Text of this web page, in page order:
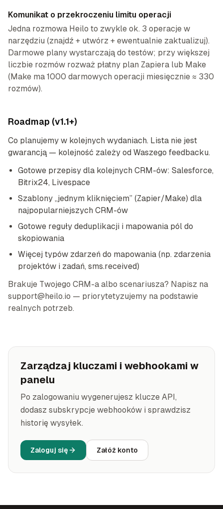
Komunikat o przekroczeniu limitu operacji
Jedna rozmowa Heilo to zwykle ok. 3 operacje w
narzędziu (znajdź + utwórz + ewentualnie zaktualizuj).
Darmowe plany wystarczają do testów; przy większej
liczbie rozmów rozważ płatny plan Zapiera lub Make
(Make ma 1000 darmowych operacji miesięcznie ≈ 330
rozmów).
Roadmap (v1.1+)
Co planujemy w kolejnych wydaniach. Lista nie jest
gwarancją — kolejność zależy od Waszego feedbacku.
Gotowe przepisy dla kolejnych CRM-ów: Salesforce,
Bitrix24, Livespace
Szablony „jednym kliknięciem” (Zapier/Make) dla
najpopularniejszych CRM-ów
Gotowe reguły deduplikacji i mapowania pól do
skopiowania
Więcej typów zdarzeń do mapowania (np. zdarzenia
projektów i zadań, sms.received)
Brakuje Twojego CRM-a albo scenariusza? Napisz na
support@heilo.io — priorytetyzujemy na podstawie
realnych potrzeb.
Zarządzaj kluczami i webhookami w
panelu
Po zalogowaniu wygenerujesz klucze API,
dodasz subskrypcje webhooków i sprawdzisz
historię wysyłek.
Zaloguj się Załóż konto